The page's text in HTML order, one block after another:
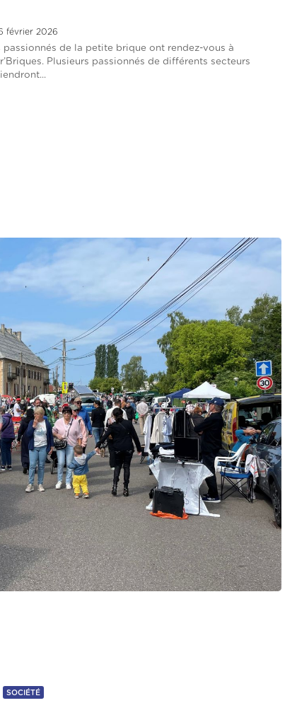
février 2026
passionnés de la petite brique ont rendez-vous à
Plusieurs passionnés de différents secteurs
SOCIÉTÉ